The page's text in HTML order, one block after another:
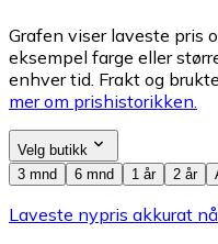
Grafen viser laveste pris
eksempel farge eller
enhver tid. Frakt og
mer om prishistorikken.
Velg butikk
3 mnd
6 mnd 1 år 2 år
Laveste nypris akkurat nå